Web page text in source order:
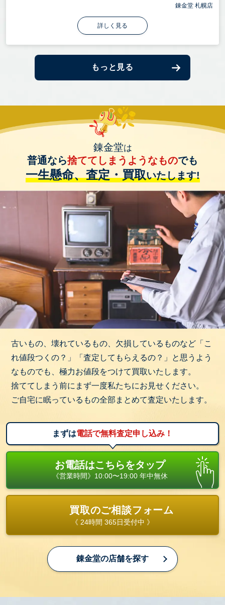
錬金堂 札幌店
詳しく見る
もっと見る
錬金堂は
普通なら捨ててしまうようなものでも
一生懸命、査定・買取いたします!
古いもの、壊れているもの、欠損しているものなど「こ
れ値段つくの？」「査定してもらえるの？」と思うよう
なものでも、極力お値段をつけて買取いたします。
捨ててしまう前にまず一度私たちにお見せください。
ご自宅に眠っているもの全部まとめて査定いたします。
まずは電話で無料査定申し込み！
お電話はこちらをタップ
《営業時間》10:00〜19:00 年中無休
買取のご相談フォーム
《 24時間 365日受付中 》
錬金堂の店舗を探す